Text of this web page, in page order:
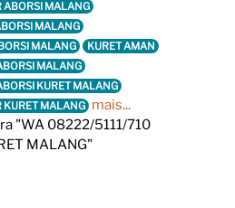
ABORSI MALANG
MALANG
MALANG
KURET AMAN
MALANG
KURET MALANG
MALANG mais...
"WA 08222/5111/710
MALANG"